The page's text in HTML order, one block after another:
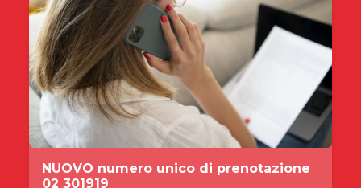
NUOVO numero unico di prenotazione
02 301919